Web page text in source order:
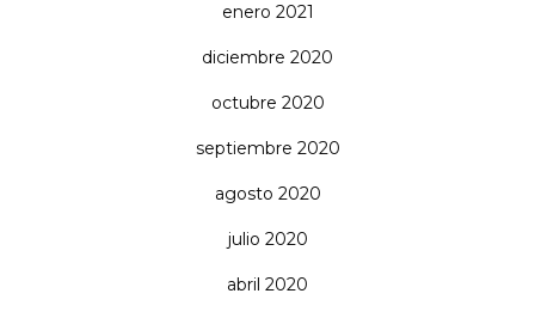
enero 2021
diciembre 2020
octubre 2020
septiembre 2020
agosto 2020
julio 2020
abril 2020